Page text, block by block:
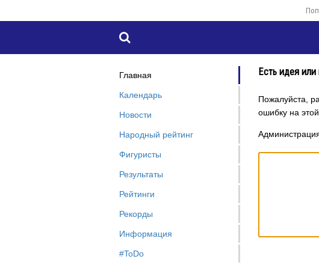

Есть идея
Пожалуйста,
ошибку на
Главная
Календарь
Новости
Народный рейтинг
Фигуристы
Результаты
Рейтинги
Рекорды
Информация
#ToDo